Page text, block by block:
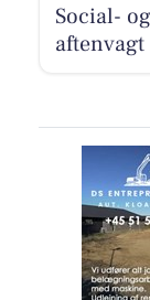
Social-